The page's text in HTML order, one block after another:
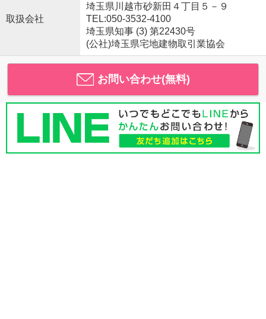
取扱会社
埼玉県川越市砂新田４丁目５－９
TEL:050-3532-4100
埼玉県知事 (3) 第22430号
(公社)埼玉県宅地建物取引業協会
お問い合わせ(無料)